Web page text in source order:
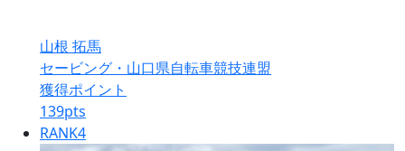
山根 拓馬
セービング・山口県自転車競技連盟
獲得ポイント
139pts
RANK4